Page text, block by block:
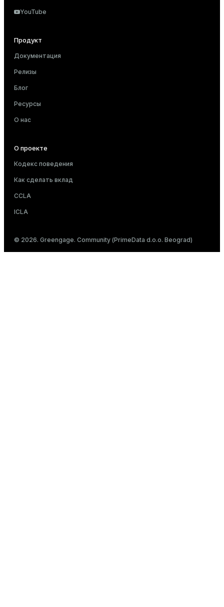
YouTube
Продукт
Документация
Релизы
Блог
Ресурсы
О нас
О проекте
Кодекс поведения
Как сделать вклад
CCLA
ICLA
© 2026. Greengage. Community (PrimeData d.o.o. Beograd)